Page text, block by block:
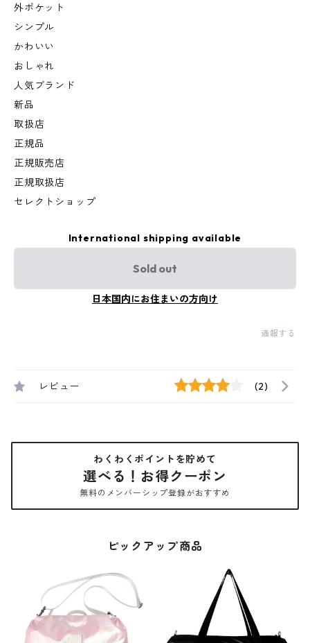
外ポケット
シンプル
かわいい
おしゃれ
人気ブランド
新品
取扱店
正規品
正規販売店
正規取扱店
セレクトショップ
International shipping available
Sold out
日本国内にお住まいの方向け
通報する
レビュー (2)
わくわくポイントを貯めて
選べる！お得クーポン
無料のメンバーシップ登録がおすすめ
ピックアップ商品